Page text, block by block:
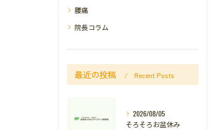
腰痛
院長コラム
最近の投稿 Recent Posts
2026/08/05
そろそろお盆休み